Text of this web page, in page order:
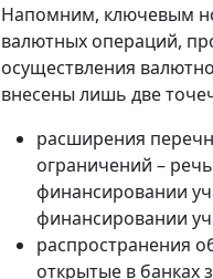
Напомним, ключевым
валютных операций,
осуществления
внесены лишь две
расширения
ограничений –
финансировании
финансировании
распространения
открытые в банках